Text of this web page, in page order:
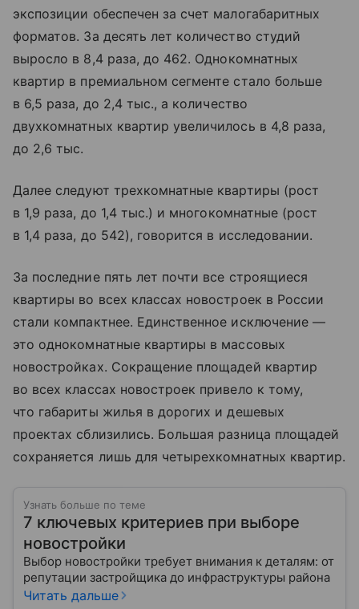
экспозиции обеспечен за счет малогабаритных
форматов. За десять лет количество студий
выросло в 8,4 раза, до 462. Однокомнатных
квартир в премиальном сегменте стало больше
в 6,5 раза, до 2,4 тыс., а количество
двухкомнатных квартир увеличилось в 4,8 раза,
до 2,6 тыс.
Далее следуют трехкомнатные квартиры (рост
в 1,9 раза, до 1,4 тыс.) и многокомнатные (рост
в 1,4 раза, до 542), говорится в исследовании.
За последние пять лет почти все строящиеся
квартиры во всех классах новостроек в России
стали компактнее. Единственное исключение —
это однокомнатные квартиры в массовых
новостройках. Сокращение площадей квартир
во всех классах новостроек привело к тому,
что габариты жилья в дорогих и дешевых
проектах сблизились. Большая разница площадей
сохраняется лишь для четырехкомнатных квартир.
Узнать больше по теме
7 ключевых критериев при выборе
новостройки
Выбор новостройки требует внимания к деталям: от
репутации застройщика до инфраструктуры района
Читать дальше